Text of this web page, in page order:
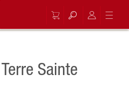
Sainte